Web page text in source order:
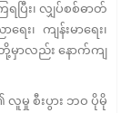
ပြီး၊ လျှပ်စစ်ဓာတ်
ေး၊ ကျန်းမာရေး၊
မှာလည်း နောက်ကျ
စီးပွား ဘဝ ပိုမို